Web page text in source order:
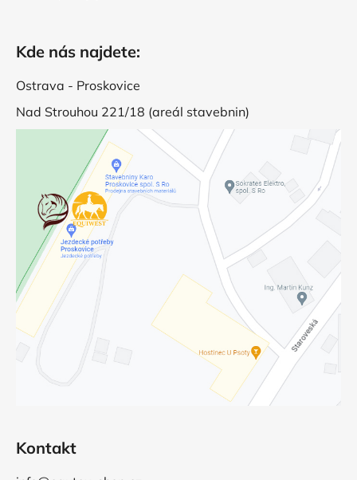
Kde nás najdete:
Ostrava - Proskovice
Nad Strouhou 221/18 (areál stavebnin)
Kontakt